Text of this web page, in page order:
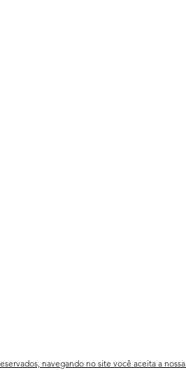
navegando no site você aceita a nossa